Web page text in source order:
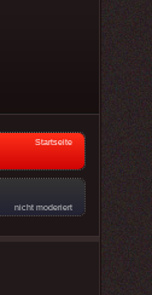
Startseite
nicht moderiert